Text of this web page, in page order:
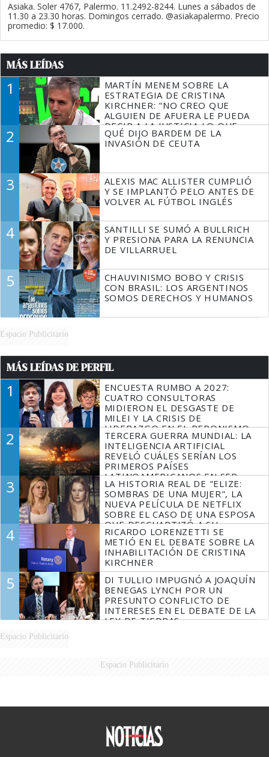
Asiaka. Soler 4767, Palermo. 11.2492-8244. Lunes a sábados de
11.30 a 23.30 horas. Domingos cerrado. @asiakapalermo. Precio
promedio: $ 17.000.
MÁS LEÍDAS
1
MARTÍN MENEM SOBRE LA
ESTRATEGIA DE CRISTINA
KIRCHNER: "NO CREO QUE
ALGUIEN DE AFUERA LE PUEDA
DECIR A LA JUSTICIA LO QUE
TIENE QUE HACER"
2
QUÉ DIJO BARDEM DE LA
INVASIÓN DE CEUTA
3
ALEXIS MAC ALLISTER CUMPLIÓ
Y SE IMPLANTÓ PELO ANTES DE
VOLVER AL FÚTBOL INGLÉS
4
SANTILLI SE SUMÓ A BULLRICH
Y PRESIONA PARA LA RENUNCIA
DE VILLARRUEL
5
CHAUVINISMO BOBO Y CRISIS
CON BRASIL: LOS ARGENTINOS
SOMOS DERECHOS Y HUMANOS
Espacio Publicitario
MÁS LEÍDAS DE PERFIL
1
ENCUESTA RUMBO A 2027:
CUATRO CONSULTORAS
MIDIERON EL DESGASTE DE
MILEI Y LA CRISIS DE
LIDERAZGO EN EL PERONISMO
2
TERCERA GUERRA MUNDIAL: LA
INTELIGENCIA ARTIFICIAL
REVELÓ CUÁLES SERÍAN LOS
PRIMEROS PAÍSES
LATINOAMERICANOS EN SER
DERROTADOS
3
LA HISTORIA REAL DE "ELIZE:
SOMBRAS DE UNA MUJER", LA
NUEVA PELÍCULA DE NETFLIX
SOBRE EL CASO DE UNA ESPOSA
QUE DESCUARTIZÓ A SU
MARIDO
4
RICARDO LORENZETTI SE
METIÓ EN EL DEBATE SOBRE LA
INHABILITACIÓN DE CRISTINA
KIRCHNER
5
DI TULLIO IMPUGNÓ A JOAQUÍN
BENEGAS LYNCH POR UN
PRESUNTO CONFLICTO DE
INTERESES EN EL DEBATE DE LA
LEY DE TIERRAS
Espacio Publicitario
Espacio Publicitario